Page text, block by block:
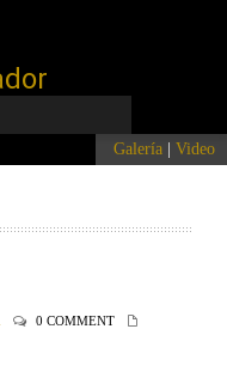
Galería | Video
0 COMMENT